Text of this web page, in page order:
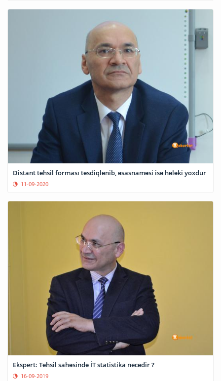
Distant təhsil forması təsdiqlənib, əsasnaməsi isə hələki yoxdur
11-09-2020
Ekspert: Təhsil sahəsində İT statistika necədir ?
16-09-2019